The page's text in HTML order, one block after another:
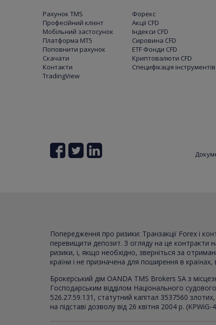
Рахунок TMS
Професійний клієнт
Мобільний застосунок
Платформа МТ5
Поповнити рахунок
Скачати
Контакти
TradingView
Форекс
Акції CFD
Індекси CFD
Сировина CFD
ETF Фонди CFD
Криптовалюти CFD
Специфікація інструментів
Попередження про ризики: Транзакції Forex і
перевищити депозит. З огляду на це контракти
ризики, і, якщо необхідно, зверніться за
країни і не призначена для поширення в
Брокерський дім OANDA TMS Brokers SA з
Господарським відділом Національного
526.27.59.131, статутний капітал 3537560
на підставі дозволу від 26 квітня 2004 р.